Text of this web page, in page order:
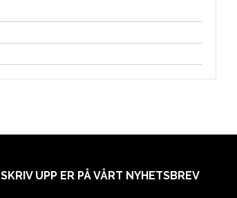
SKRIV UPP ER PÅ VÅRT NYHETSBREV